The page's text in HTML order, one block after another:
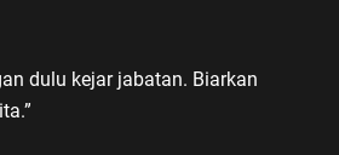
dulu kejar jabatan. Biarkan